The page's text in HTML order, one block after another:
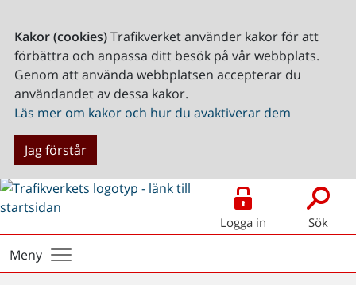
Kakor (cookies)Trafikverket använder kakor för att
förbättra och anpassa ditt besök på vår webbplats.
Genom att använda webbplatsen accepterar du
användandet av dessa kakor.
Läs mer om kakor och hur du avaktiverar dem
Jag förstår
Logga in Sök
Meny